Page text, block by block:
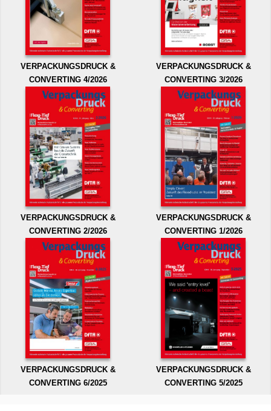
VERPACKUNGSDRUCK &
CONVERTING 4/2026
VERPACKUNGSDRUCK &
CONVERTING 3/2026
VERPACKUNGSDRUCK &
CONVERTING 2/2026
VERPACKUNGSDRUCK &
CONVERTING 1/2026
VERPACKUNGSDRUCK &
CONVERTING 6/2025
VERPACKUNGSDRUCK &
CONVERTING 5/2025